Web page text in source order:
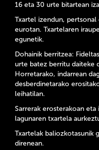
16 eta 30 urte bitartean
Txartel izendun,
eurotan. Txartelaren
egunetik.
Dohainik berritzea:
urte batez berritu daiteke
Horretarako, indarrean
desberdinetarako
leihatilan.
Sarrerak erosterakoan eta
lagunaren txartela
Txartelak baliozkotasunik
direnean.